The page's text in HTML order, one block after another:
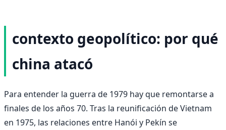
contexto geopolítico: por qué
china atacó
Para entender la guerra de 1979 hay que remontarse a
finales de los años 70. Tras la reunificación de Vietnam
en 1975, las relaciones entre Hanói y Pekín se